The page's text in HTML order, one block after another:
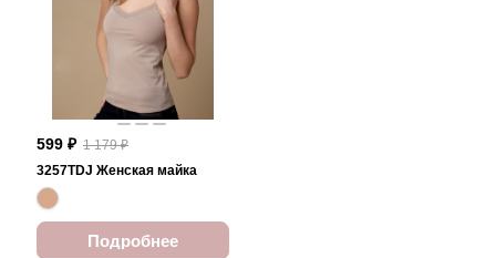
599 ₽ 1 179 ₽
3257TDJ Женская майка
Подробнее